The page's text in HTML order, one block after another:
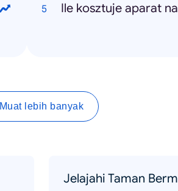
Ile kosztuje aparat
Muat lebih banyak
Jelajahi Taman